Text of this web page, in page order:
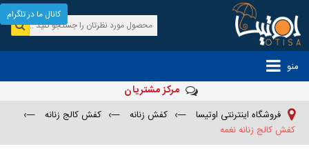
منو
مرکز مشتریان
فروشگاه اینترنتی اوتیسا —› کفش زنانه —› کفش کالج زنانه
—›
کفش کالج زنانه نغمه
کانال ما در تلگرام